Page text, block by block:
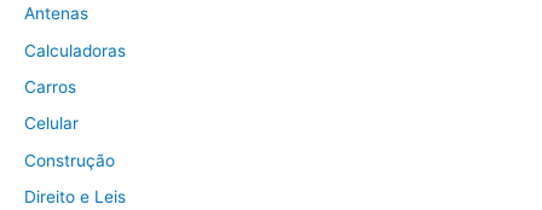
Antenas
Calculadoras
Carros
Celular
Construção
Direito e Leis